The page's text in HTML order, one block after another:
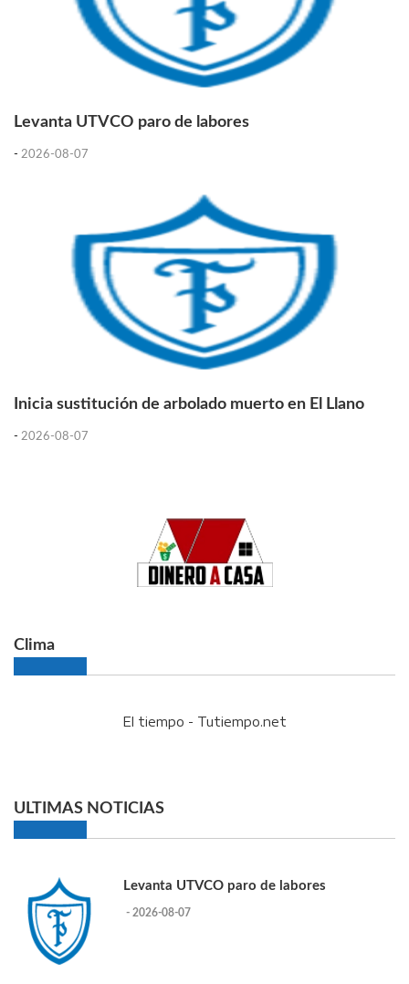
Levanta UTVCO paro de labores
- 2026-08-07
Inicia sustitución de arbolado muerto en El Llano
- 2026-08-07
Clima
El tiempo - Tutiempo.net
ULTIMAS NOTICIAS
Levanta UTVCO paro de labores
- 2026-08-07